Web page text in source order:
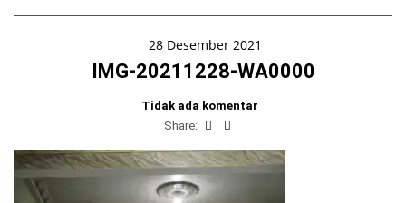
28 Desember 2021
IMG-20211228-WA0000
Tidak ada komentar
Share: